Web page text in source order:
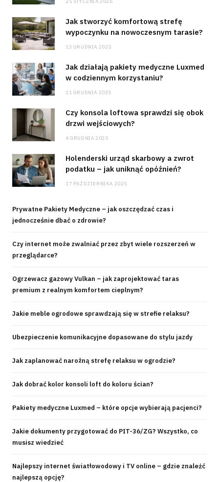
Jak stworzyć komfortową strefę
wypoczynku na nowoczesnym tarasie?
13 GRUDNIA 2025
Jak działają pakiety medyczne Luxmed
w codziennym korzystaniu?
11 GRUDNIA 2025
Czy konsola loftowa sprawdzi się obok
drzwi wejściowych?
4 GRUDNIA 2025
Holenderski urząd skarbowy a zwrot
podatku – jak uniknąć opóźnień?
17 PAŹDZIERNIKA 2025
Prywatne Pakiety Medyczne – jak oszczędzać czas i
jednocześnie dbać o zdrowie?
Czy internet może zwalniać przez zbyt wiele rozszerzeń w
przeglądarce?
Ogrzewacz gazowy Vulkan – jak zaprojektować taras
premium z realnym komfortem cieplnym?
Jakie meble ogrodowe sprawdzają się w strefie relaksu?
Ubezpieczenie komunikacyjne dopasowane do stylu jazdy
Jak zaplanować narożną strefę relaksu w ogrodzie?
Jak dobrać kolor konsoli loft do koloru ścian?
Pakiety medyczne Luxmed – które opcje wybierają pacjenci?
Jakie dokumenty przygotować do PIT-36/ZG? Wszystko, co
musisz wiedzieć
Najlepszy internet światłowodowy i TV online – gdzie znaleźć
najlepszą opcję?